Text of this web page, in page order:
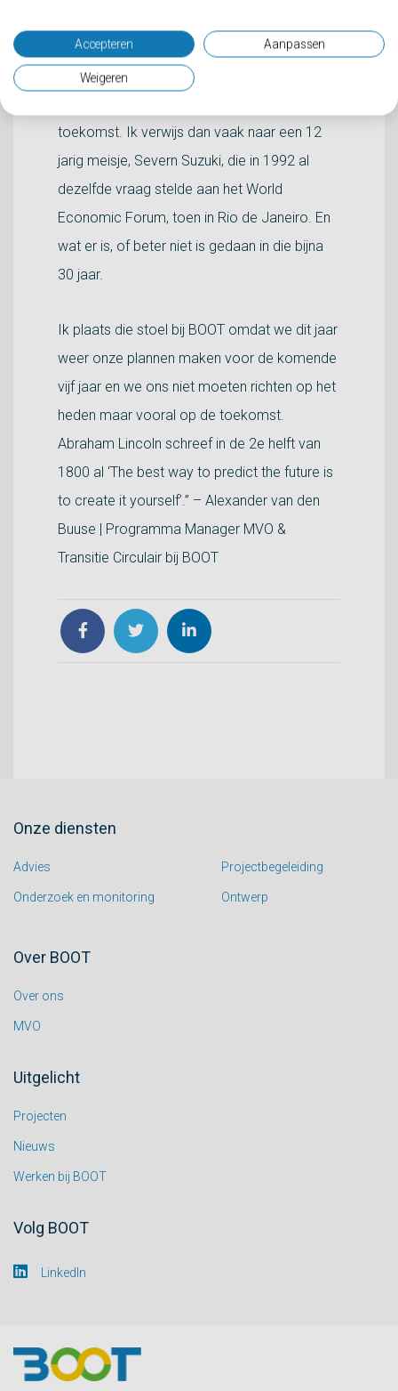
om de toekomst te borgen, ken je die? Het
benadrukt ook de schandvlek van het niet
toekomst. Ik verwijs dan vaak naar een 12
jarig meisje, Severn Suzuki, die in 1992 al
dezelfde vraag stelde aan het World
Economic Forum, toen in Rio de Janeiro. En
wat er is, of beter niet is gedaan in die bijna
30 jaar.
Ik plaats die stoel bij BOOT omdat we dit jaar
weer onze plannen maken voor de komende
vijf jaar en we ons niet moeten richten op het
heden maar vooral op de toekomst.
Abraham Lincoln schreef in de 2e helft van
1800 al ‘The best way to predict the future is
to create it yourself’.” – Alexander van den
Buuse | Programma Manager MVO &
Transitie Circulair bij BOOT
Onze diensten
Advies
Onderzoek en monitoring
Projectbegeleiding
Ontwerp
Over BOOT
Over ons
MVO
Uitgelicht
Projecten
Nieuws
Werken bij BOOT
Volg BOOT
LinkedIn
Accepteren Aanpassen
Weigeren